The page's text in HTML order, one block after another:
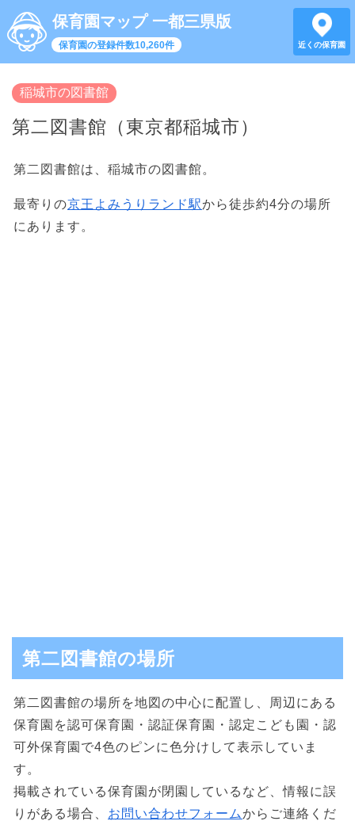
保育園マップ 一都三県版
保育園の登録件数10,260件 近くの保育園
稲城市の図書館
第二図書館（東京都稲城市）
第二図書館は、稲城市の図書館。
最寄りの京王よみうりランド駅から徒歩約4分の場所
にあります。
第二図書館の場所
第二図書館の場所を地図の中心に配置し、周辺にある
保育園を認可保育園・認証保育園・認定こども園・認
可外保育園で4色のピンに色分けして表示していま
す。
掲載されている保育園が閉園しているなど、情報に誤
りがある場合、 お問い合わせフォームからご連絡くだ